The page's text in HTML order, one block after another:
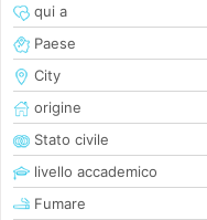
qui a
Paese
City
origine
Stato civile
livello accademico
Fumare